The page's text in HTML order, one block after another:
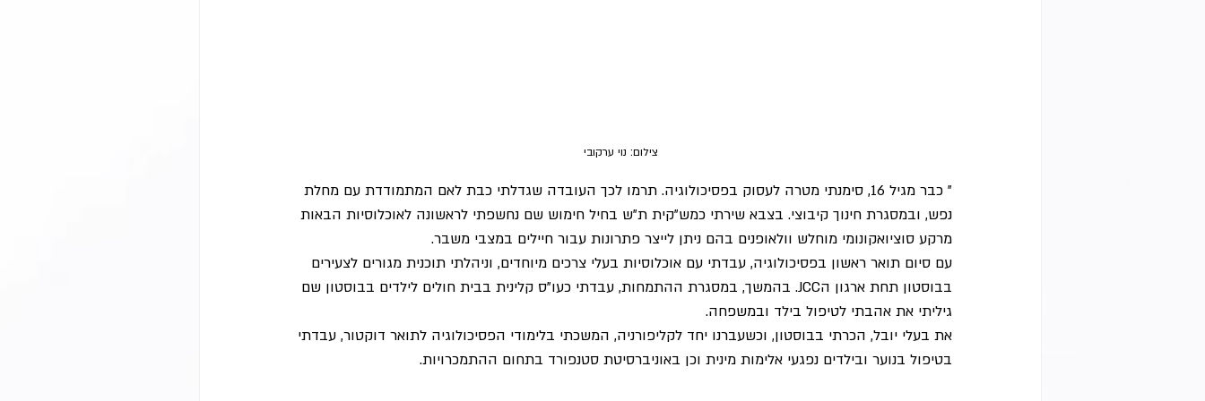
צילום: נוי ערקובי
” כבר מגיל 16, סימנתי מטרה לעסוק בפסיכולוגיה. תרמו לכך העובדה שגדלתי כבת לאם המתמודדת עם מחלת
נפש, ובמסגרת חינוך קיבוצי. בצבא שירתי כמש”קית ת”ש בחיל חימוש שם נחשפתי לראשונה לאוכלוסיות הבאות
מרקע סוציואקונומי מוחלש וולאופנים בהם ניתן לייצר פתרונות עבור חיילים במצבי משבר.
עם סיום תואר ראשון בפסיכולוגיה, עבדתי עם אוכלוסיות בעלי צרכים מיוחדים, וניהלתי תוכנית מגורים לצעירים
בבוסטון תחת ארגון הJCC. בהמשך, במסגרת ההתמחות, עבדתי כעו”ס קלינית בבית חולים לילדים בבוסטון שם
גיליתי את אהבתי לטיפול בילד ובמשפחה.
את בעלי יובל, הכרתי בבוסטון, וכשעברנו יחד לקליפורניה, המשכתי בלימודי הפסיכולוגיה לתואר דוקטור, עבדתי
בטיפול בנוער ובילדים נפגעי אלימות מינית וכן באוניברסיטת סטנפורד בתחום ההתמכרויות.